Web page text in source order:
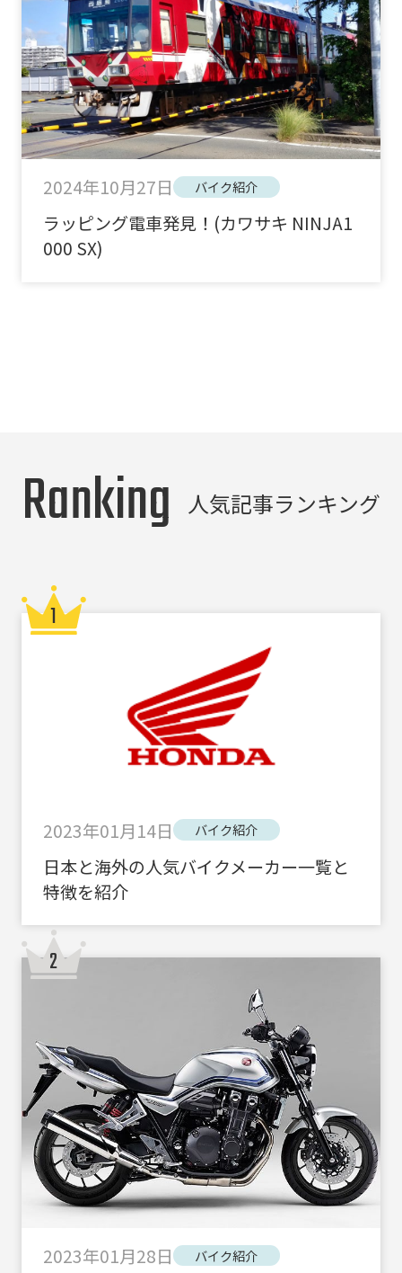
2024年10月27日 バイク紹介
ラッピング電車発見！(カワサキ NINJA1
000 SX)
Ranking 人気記事ランキング
2023年01月14日 バイク紹介
日本と海外の人気バイクメーカー一覧と
特徴を紹介
2023年01月28日 バイク紹介